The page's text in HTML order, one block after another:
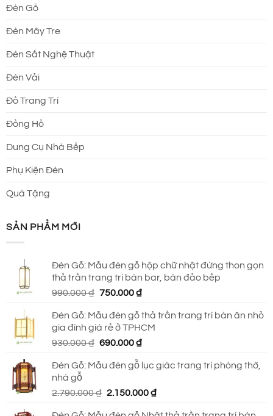
Đèn Gỗ
Đèn Mây Tre
Đèn Sắt Nghệ Thuật
Đèn Vải
Đồ Trang Trí
Đồng Hồ
Dung Cụ Nhà Bếp
Phụ Kiện Đèn
Quà Tặng
SẢN PHẨM MỚI
Đèn Gỗ: Mẫu đèn gỗ hộp chữ nhật đứng thon gọn
thả trần trang trí bàn bar, bàn đảo bếp
990.000₫ Giá
là:
990.000 ₫.
750.000₫Giá
tại
là:
750.000 ₫.
Đèn Gỗ: Mẫu đèn gỗ thả trần trang trí bàn ăn nhỏ
gia đình giá rẻ ở TPHCM
930.000₫ Giá
là:
690.000₫Giá
tại
690.000 ₫.
Đèn Gỗ: Mẫu đèn gỗ lục giác trang trí phòng thờ,
nhà gỗ
2.790.000₫ Giá
2.150.000₫Giá